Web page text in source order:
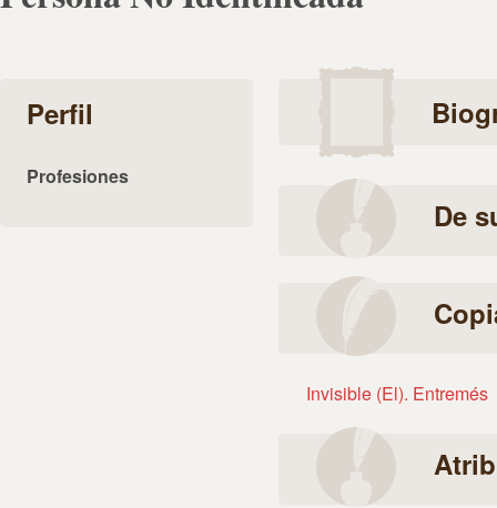
Perfil
Profesiones
De
Invisible (El). Entremés